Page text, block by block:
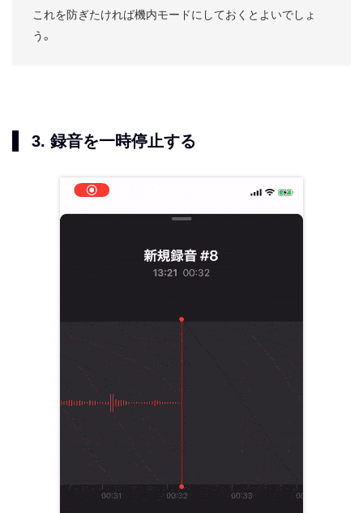
これを防ぎたければ機内モードにしておくとよいでしょ
う。
3. 録音を一時停止する